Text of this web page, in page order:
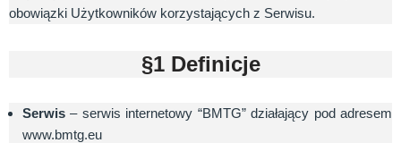
obowiązki Użytkowników korzystających z Serwisu.
§1 Definicje
Serwis – serwis internetowy “BMTG” działający pod adresem
www.bmtg.eu